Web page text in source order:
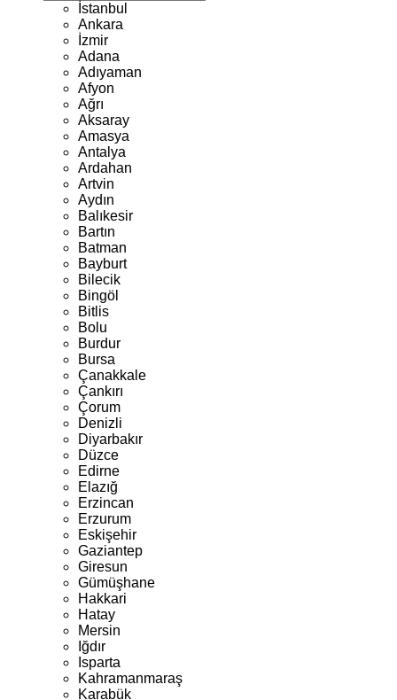
İstanbul
Ankara
İzmir
Adana
Adıyaman
Afyon
Ağrı
Aksaray
Amasya
Antalya
Ardahan
Artvin
Aydın
Balıkesir
Bartın
Batman
Bayburt
Bilecik
Bingöl
Bitlis
Bolu
Burdur
Bursa
Çanakkale
Çankırı
Çorum
Denizli
Diyarbakır
Düzce
Edirne
Elazığ
Erzincan
Erzurum
Eskişehir
Gaziantep
Giresun
Gümüşhane
Hakkari
Hatay
Mersin
Iğdır
Isparta
Kahramanmaraş
Karabük